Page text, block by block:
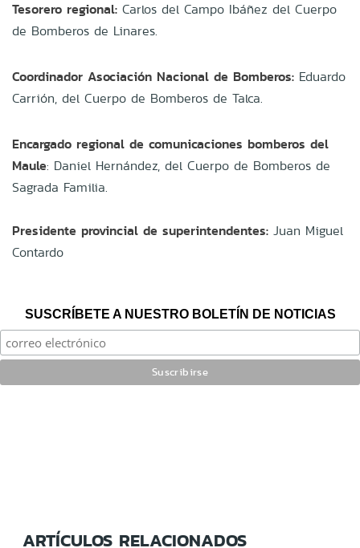
Tesorero regional: Carlos del Campo Ibáñez del Cuerpo
de Bomberos de Linares.
Coordinador Asociación Nacional de Bomberos: Eduardo
Carrión, del Cuerpo de Bomberos de Talca.
Encargado regional de comunicaciones bomberos del
Maule: Daniel Hernández, del Cuerpo de Bomberos de
Sagrada Familia.
Presidente provincial de superintendentes: Juan Miguel
Contardo
SUSCRÍBETE A NUESTRO BOLETÍN DE NOTICIAS
ARTÍCULOS RELACIONADOS